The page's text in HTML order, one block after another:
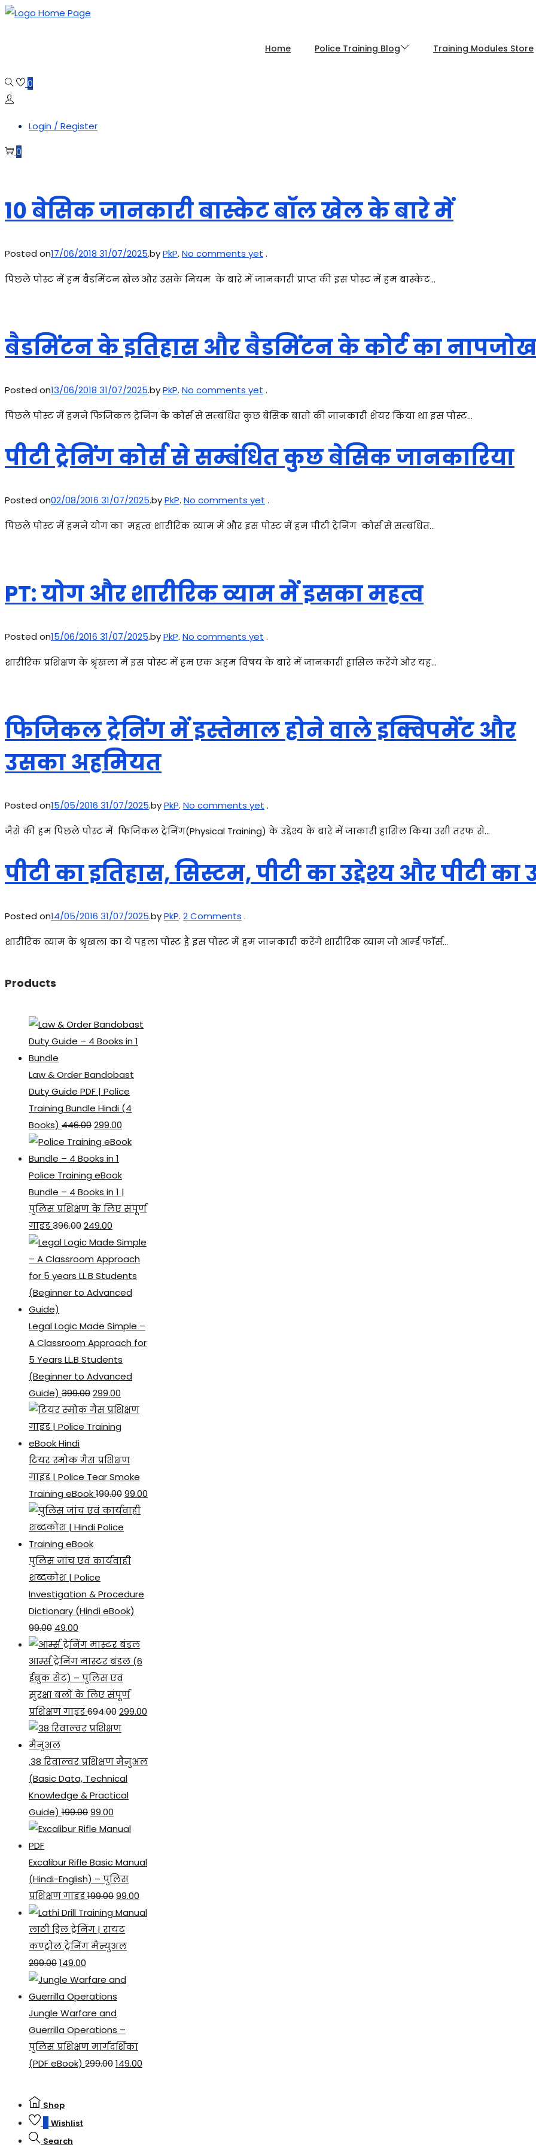
Skip
Skip
Home Police Training Blog Training Modules Store
0
Login / Register
0
10 बेसिक जानकारी बास्केट बॉल खेल के बारे में
Posted on17/06/2018 31/07/2025.byPkP. No comments yet .
पिछले पोस्ट में हम बैडमिंटन खेल और उसके नियम के बारे में जानकारी प्राप्त की इस पोस्ट में हम बास्केट…
बैडमिंटन के इतिहास और बैडमिंटन के कोर्ट का
Posted on13/06/2018 31/07/2025.byPkP. No comments yet .
पिछले पोस्ट में हमने फिजिकल ट्रेनिंग के कोर्स से सम्बंधित कुछ बेसिक बातो की जानकारी शेयर किया था इस पोस्ट…
पीटी ट्रेनिंग कोर्स से सम्बंधित कुछ बेसिक जानकारिया
Posted on02/08/2016 31/07/2025.byPkP. No comments yet .
पिछले पोस्ट में हमने योग का महत्व शारीरिक व्याम में और इस पोस्ट में हम पीटी ट्रेनिंग कोर्स से सम्बंधित…
PT: योग और शारीरिक व्याम में इसका महत्व
Posted on15/06/2016 31/07/2025.byPkP. No comments yet .
शारीरिक प्रशिक्षण के श्रृंखला में इस पोस्ट में हम एक अहम विषय के बारे में जानकारी हासिल करेंगे और यह…
फिजिकल ट्रेनिंग में इस्तेमाल होने वाले इक्विपमेंट और
उसका अहमियत
Posted on15/05/2016 31/07/2025.byPkP. No comments yet .
जैसे की हम पिछले पोस्ट में फिजिकल ट्रेनिंग(Physical Training) के उद्देश्य के बारे में जाकारी हासिल किया उसी तरफ से…
पीटी का इतिहास, सिस्टम, पीटी का उद्देश्य और पीटी
Posted on14/05/2016 31/07/2025.byPkP. 2 Comments .
शारीरिक व्याम के श्रृखला का ये पहला पोस्ट है इस पोस्ट में हम जानकारी करेंगे शारीरिक व्याम जो आर्म्ड फाॅर्स…
Products
Law & Order Bandobast
Duty Guide PDF | Police
Training Bundle Hindi (4
Books) 446.00Original
price
was:
₹446.00.
299.00
price
₹299.00.
Police Training eBook
Bundle – 4 Books in 1 |
पुलिस प्रशिक्षण के लिए संपूर्ण
गाइड396.00Original
price
was:
₹396.00.
249.00
price
is:
₹249.00.
Legal Logic Made Simple –
A Classroom Approach for
5 Years LL.B Students
(Beginner to Advanced
Guide) 399.00Original
price
was:
299.00
price
is:
टियर स्मोक गैस प्रशिक्षण
गाइड | Police Tear Smoke
Training eBook199.00Original
price
99.00
पुलिस जांच एवं कार्यवाही
शब्दकोश | Police
Investigation & Procedure
Dictionary (Hindi eBook)
99.00 Original
price
was:
₹99.00.
49.00
price
is:
₹49.00.
आर्म्स ट्रेनिंग मास्टर बंडल (6
ईबुक सेट) – पुलिस एवं
सुरक्षा बलों के लिए संपूर्ण
प्रशिक्षण गाइड694.00Original
price
₹694.00.
299.00
₹299.00.
.38 रिवाल्वर प्रशिक्षण मैनुअल
(Basic Data, Technical
Knowledge & Practical
Guide) 199.00Original
price
₹199.00.
99.00
price
₹99.00.
Excalibur Rifle Basic Manual
(Hindi-English) – पुलिस
प्रशिक्षण गाइड199.00Original
price
was:
₹199.00.
99.00
price
लाठी ड्रिल ट्रेनिंग | रायट
कण्ट्रोल ट्रेनिंग मैन्युअल
299.00Original
price
was:
₹299.00.
149.00
price
is:
₹149.00.
Jungle Warfare and
Guerrilla Operations –
पुलिस प्रशिक्षण मार्गदर्शिका
(PDF eBook) 299.00Original
149.00
Shop
0 Wishlist
Search